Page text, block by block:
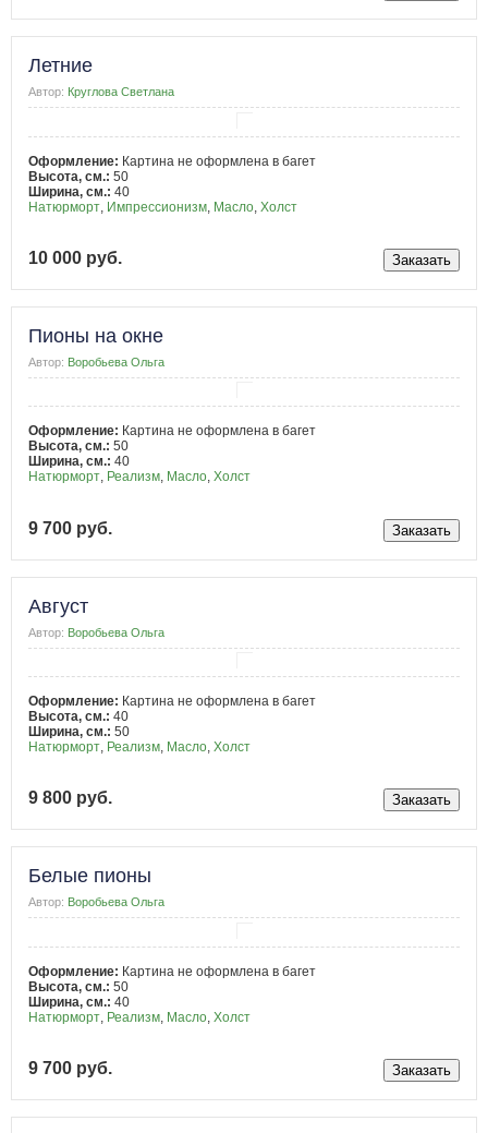
Летние
Автор: Круглова Светлана
Оформление: Картина не оформлена в багет
Высота, см.: 50
Ширина, см.: 40
Натюрморт Импрессионизм Масло Холст
10 000 руб.
Пионы на окне
Автор: Воробьева Ольга
Оформление: Картина не оформлена в багет
Высота, см.: 50
Ширина, см.: 40
Натюрморт, Реализм, Масло, Холст
9 700 руб.
Август
Автор: Воробьева Ольга
Оформление: Картина не оформлена в багет
Высота, см.: 40
Ширина, см.: 50
Натюрморт, Реализм, Масло, Холст
9 800 руб.
Белые пионы
Автор: Воробьева Ольга
Оформление: Картина не оформлена в багет
Высота, см.: 50
Ширина, см.: 40
Натюрморт Реализм Масло Холст
9 700 руб.